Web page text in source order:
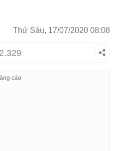
Thứ Sáu, 17/07/2020 08:08
2.329